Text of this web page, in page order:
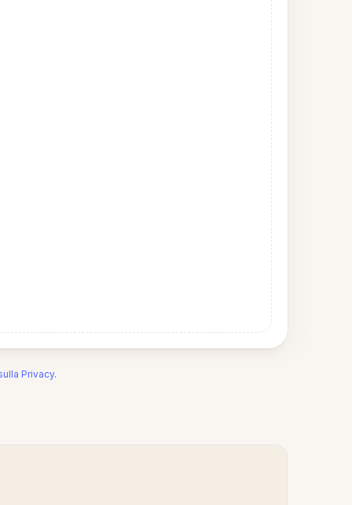
Privacy.